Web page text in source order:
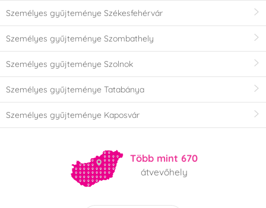
Személyes gyűjteménye Székesfehérvár
Személyes gyűjteménye Szombathely
Személyes gyűjteménye Szolnok
Személyes gyűjteménye Tatabánya
Személyes gyűjteménye Kaposvár
Több mint 670
átvevőhely